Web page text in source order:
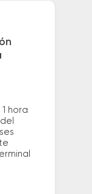
hora